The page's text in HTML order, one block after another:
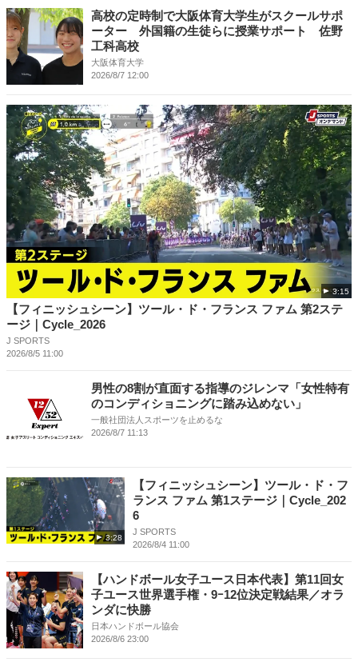
高校の定時制で大阪体育大学生がスクールサポ
ーター 外国籍の生徒らに授業サポート 佐野
工科高校
大阪体育大学
2026/8/7 12:00
3:15
【フィニッシュシーン】ツール・ド・フランス ファム 第2ステ
ージ｜Cycle_2026
J SPORTS
2026/8/5 11:00
男性の8割が直面する指導のジレンマ「女性特有
のコンディショニングに踏み込めない」
一般社団法人スポーツを止めるな
2026/8/7 11:13
3:28
【フィニッシュシーン】ツール・ド・フ
ランス ファム 第1ステージ｜Cycle_202
6
J SPORTS
2026/8/4 11:00
【ハンドボール女子ユース日本代表】第11回女
子ユース世界選手権・9ｰ12位決定戦結果／オラ
ンダに快勝
日本ハンドボール協会
2026/8/6 23:00